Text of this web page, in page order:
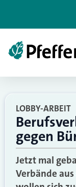
LOBBY-ARBEIT
gegen
Jetzt mal
Verbände